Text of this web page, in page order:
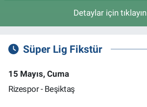
Detaylar için tıklayın
Süper Lig Fikstür
15 Mayıs, Cuma
Rizespor - Beşiktaş